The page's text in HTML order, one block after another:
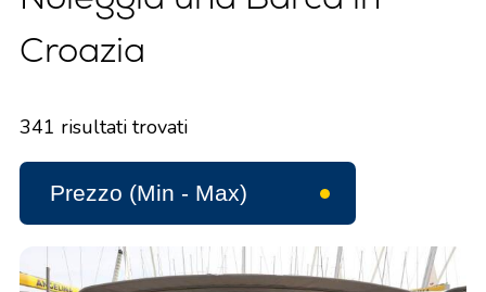
Croazia
341 risultati trovati